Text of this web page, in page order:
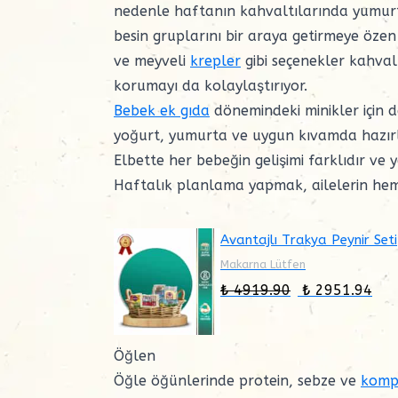
nedenle haftanın kahvaltılarında
besin gruplarını bir araya getirmeye
ve meyveli krepler gibi seçenekler
korumayı da kolaylaştırıyor.
Bebek ek gıda dönemindeki minikler için
yoğurt, yumurta ve uygun kıvamda
Elbette her bebeğin gelişimi farklıdır
Haftalık planlama yapmak, ailelerin
Avantajlı Trakya Peynir Seti
Makarna Lütfen
₺ 4919.90 ₺ 2951.94
Öğlen
Öğle öğünlerinde protein, sebze ve